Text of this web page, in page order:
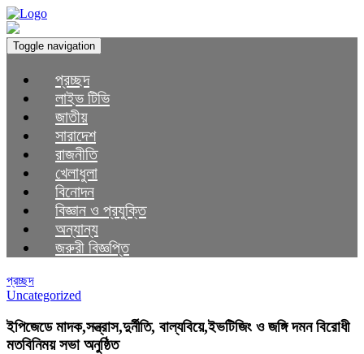
Toggle navigation
প্রচ্ছদ
লাইভ টিভি
জাতীয়
সারাদেশ
রাজনীতি
খেলাধুলা
বিনোদন
বিজ্ঞান ও প্রযুক্তি
অন্যান্য
জরুরী বিজ্ঞপ্তি
প্রচ্ছদ
Uncategorized
ইপিজেডে মাদক,সন্ত্রাস,দুর্নীতি, বাল্যবিয়ে,ইভটিজিং ও জঙ্গি দমন বিরোধী
মতবিনিময় সভা অনুষ্ঠিত